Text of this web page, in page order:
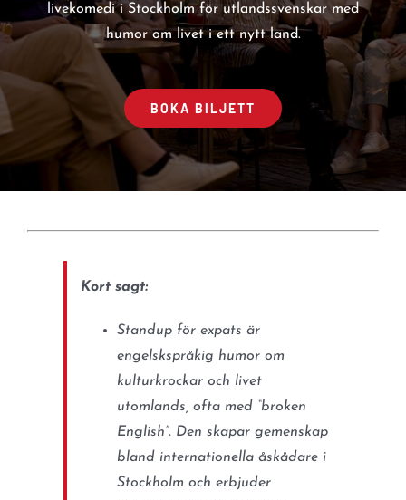
livekomedi i Stockholm för utlandssvenskar med
humor om livet i ett nytt land.
BOKA BILJETT
Kort sagt:
Standup för expats är
engelskspråkig humor om
kulturkrockar och livet
utomlands, ofta med “broken
English”. Den skapar gemenskap
bland internationella åskådare i
Stockholm och erbjuder